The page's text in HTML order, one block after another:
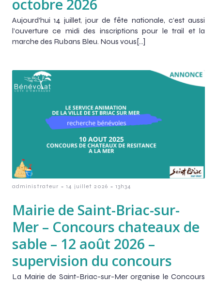
octobre 2026
Aujourd’hui 14 juillet, jour de fête nationale, c’est aussi
l’ouverture ce midi des inscriptions pour le trail et la
marche des Rubans Bleu. Nous vous[…]
administrateur - 14 juillet 2026 - 13h34
Mairie de Saint-Briac-sur-
Mer – Concours chateaux de
sable – 12 août 2026 –
supervision du concours
La Mairie de Saint-Briac-sur-Mer organise le Concours